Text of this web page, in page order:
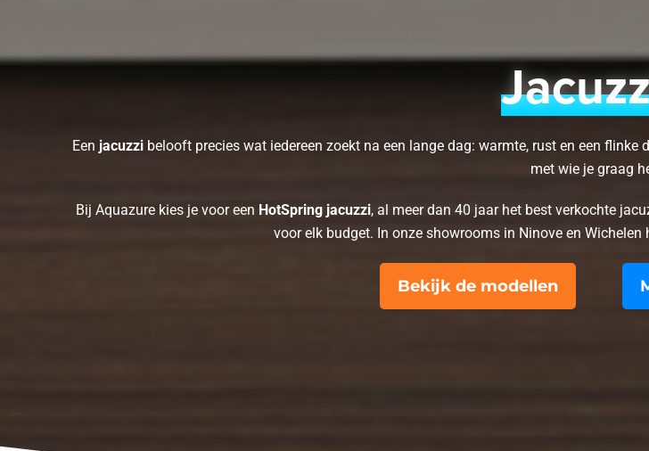
Een jacuzzi belooft precies wat iedereen zoekt na een lange dag: warmte, rust en een
met wie je graag
Bij Aquazure kies je voor een HotSpring jacuzzi, al meer dan 40 jaar het best verkochte
voor elk budget. In onze showrooms in Ninove en
Bekijk de modellen